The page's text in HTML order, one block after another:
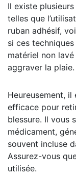
Il existe
telles que
ruban adhésif,
si ces
matériel non
aggraver la plaie.
Heureusement,
efficace pour
blessure. Il vous
médicament,
souvent incluse
Assurez-vous
utilisée.